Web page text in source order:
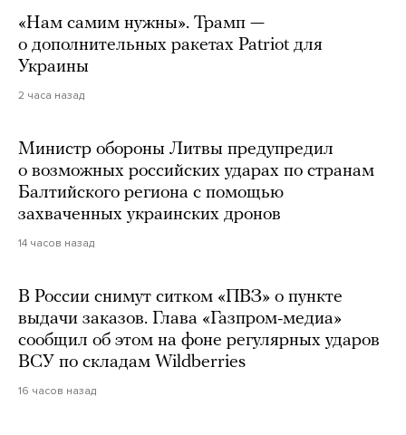
«Нам самим нужны». Трамп —
о дополнительных ракетах Patriot для
Украины
2 часа назад
Министр обороны Литвы предупредил
о возможных российских ударах по странам
Балтийского региона с помощью
захваченных украинских дронов
14 часов назад
В России снимут ситком «ПВЗ» о пункте
выдачи заказов. Глава «Газпром-медиа»
сообщил об этом на фоне регулярных ударов
ВСУ по складам Wildberries
16 часов назад